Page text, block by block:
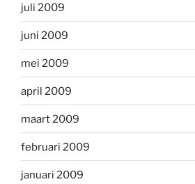
juli 2009
juni 2009
mei 2009
april 2009
maart 2009
februari 2009
januari 2009